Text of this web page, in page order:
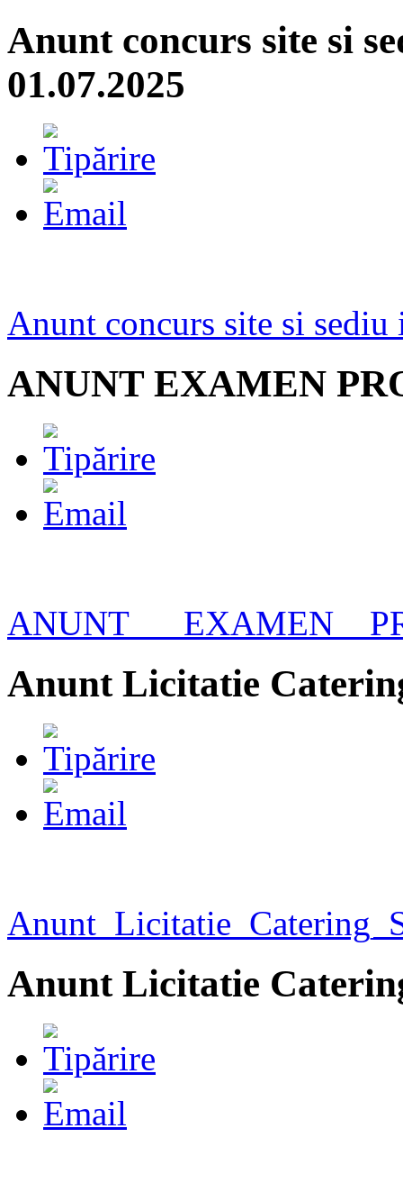
Anunt concurs site si
01.07.2025
Anunt concurs site si
ANUNT EXAMEN
Anunt Licitatie
Anunt Licitatie